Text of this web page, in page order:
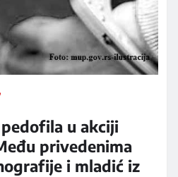
u akciji
privedenima
i mladić iz